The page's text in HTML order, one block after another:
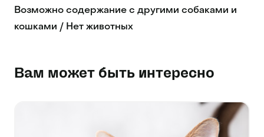
Возможно содержание с другими собаками и
кошками / Нет животных
Вам может быть интересно